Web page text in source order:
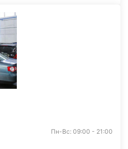
Пн-Вс: 09:00 - 21:00